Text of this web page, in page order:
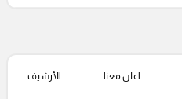
اعلن معنا الأرشيف